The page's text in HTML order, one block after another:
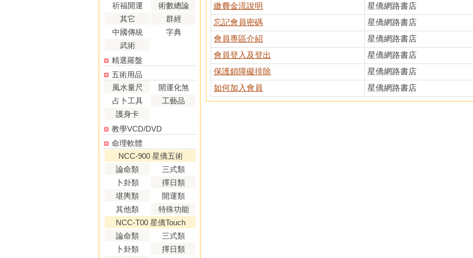
祈福開運
術數總論
其它
群經
中國傳統
字典
武術
精選羅盤
五術用品
風水量尺
開運化煞
占卜工具
工藝品
護身卡
教學VCD/DVD
命理軟體
NCC-900 星僑五術
論命類
三式類
卜卦類
擇日類
堪輿類
開運類
其他類
特殊功能
NCC-T00 星僑Touch
論命類
三式類
卜卦類
擇日類
繳費金流說明
星僑網路書店
忘記會員密碼
星僑網路書店
會員專區介紹
星僑網路書店
會員登入及登出
星僑網路書店
保護鎖障礙排除
星僑網路書店
如何加入會員
星僑網路書店